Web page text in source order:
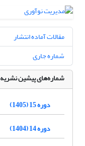
مقالات آماده انتشار
شماره جاری
شماره‌های پیشین نشریه
دوره 15 (1405)
دوره 14 (1404)